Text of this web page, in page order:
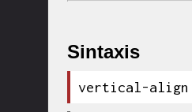
Sintaxis
vertical-